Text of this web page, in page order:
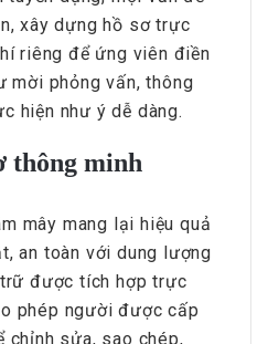
xây dựng hồ sơ trực
riêng để ứng viên điền
mời phỏng vấn, thông
hiện như ý dễ dàng.
thông minh
mây mang lại hiệu quả
an toàn với dung lượng
được tích hợp trực
phép người được cấp
chỉnh sửa, sao chép,